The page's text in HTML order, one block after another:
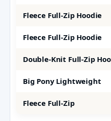
Fleece Full-Zip Hoodie
Fleece Full-Zip Hoodie
Double-Knit Full-Zip
Big Pony Lightweight
Fleece Full-Zip